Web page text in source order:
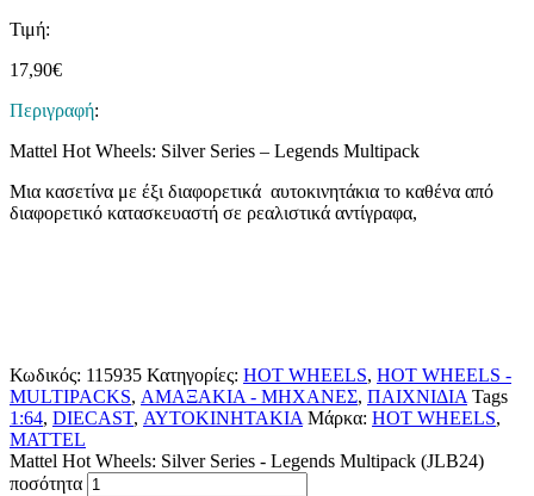
Τιμή:
17,90€
Περιγραφή:
Mattel Hot Wheels: Silver Series – Legends Multipack
Μια κασετίνα με έξι διαφορετικά αυτοκινητάκια το καθένα από
διαφορετικό κατασκευαστή σε ρεαλιστικά αντίγραφα,
Κωδικός: 115935 Κατηγορίες: HOT WHEELS, HOT WHEELS -
MULTIPACKS, ΑΜΑΞΑΚΙΑ - ΜΗΧΑΝΕΣ, ΠΑΙΧΝΙΔΙΑ Tags
1:64, DIECAST, ΑΥΤΟΚΙΝΗΤΑΚΙΑ Μάρκα: HOT WHEELS,
MATTEL
Mattel Hot Wheels: Silver Series - Legends Multipack (JLB24)
ποσότητα